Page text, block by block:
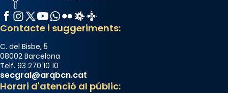
Facebook
Instagram
X / Twitter
YouTube
WhatsApp
FlickrRadio Estel
Catalunya Cristiana
Contacte i suggeriments:
C. del Bisbe, 5
08002 Barcelona
Telf. 93 270 10 10
secgral@arqbcn.cat
Horari d'atenció al públic: